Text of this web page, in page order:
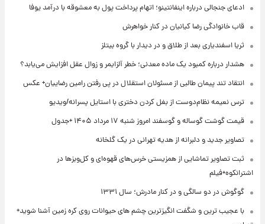
ادعای جنجالی درباره اینفانتینو؛ اتهام پرداخت پول به معشوقه با درآمد یوفا
قاب خانوادگی رضا کیانیان در کنار خواهرش
ثریا اسفندیاری بعد از طلاق و در دیدار با گروه بیتلز
هشدار درباره کمبود یک ماده معدنی؛ خطر آلزایمر و زوال عقل افزایش می‌یابد؟
انتقاد تند پیمان طالبی از مسئولان استقلال در پی رفتن رامین رضاییان+ عکس
ترس نعیمه نظام‌دوست از بغل کردن دختری با استایل پسرانه/ویدیو
قیمت گوشت گوساله و گوسفند امروز شنبه ۱۷ مرداد ۱۴۰۵ +جدول
تصاویر جدید و دلبرانه از هدیه تهرانی در یک گلخانه
ثبت تصاویر تماشایی از همزیستی خرس‌های قهوه‌ای و کل‌وبزها در
اشترانکوه+فیلم
گوگوش در دو سالگی و در کنار مادرش؛ سال ۱۳۳۱
با عجیب ترین و شگفت انگیزترین چشم های حیوانات روی کره زمین آشنا شوید+